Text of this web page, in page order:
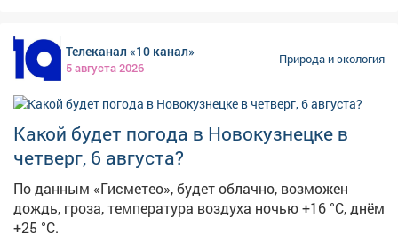
осторожность.
до штормовых 23 м/с. Пройдут грозы, дожди, которые
местами могут быть сильными, град. – Во второй
половине дня 05.08 сутки 06.08, ночью 07.08 2026 г на
территории Кемеровской области ожидаются
местами кратковременные дожди, грозы, при грозах
местами сильные, очень сильные дожди, сильные
ливни, крупный град, усиление юго-западного ветра
18-23 м/с, – предупреждают синоптики. В Кемерове
ночью 6 августа будет +16, +18°С, днем +25, +27°С.
Порывы юго-западного ветра будут достигать 14 м/с.
Ожидаются кратковременный дождь и гроза.
Телеканал «10 канал»
5 августа 2026
Природа и экология
Какой будет погода в Новокузнецке в
четверг, 6 августа?
По данным «Гисметео», будет облачно, возможен
дождь, гроза, температура воздуха ночью +16 °С, днём
+25 °С.